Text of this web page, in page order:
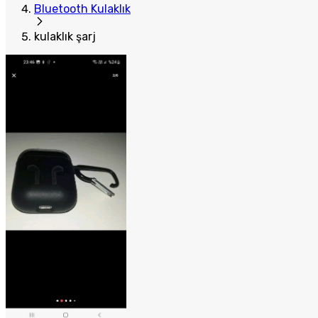
Bluetooth Kulaklık
kulaklık şarj